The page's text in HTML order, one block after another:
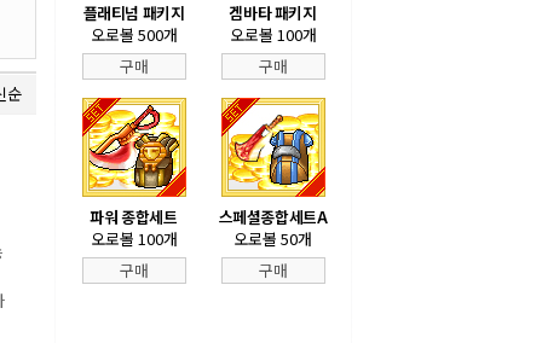
순
플래티넘 패키지
오로볼 500개
구매
겜바타 패키지
오로볼 100개
구매
파워 종합세트
오로볼 100개
구매
스페셜종합세트A
오로볼 50개
구매